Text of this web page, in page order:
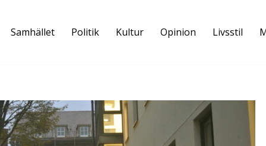
Samhället Politik Kultur Opinion Livsstil